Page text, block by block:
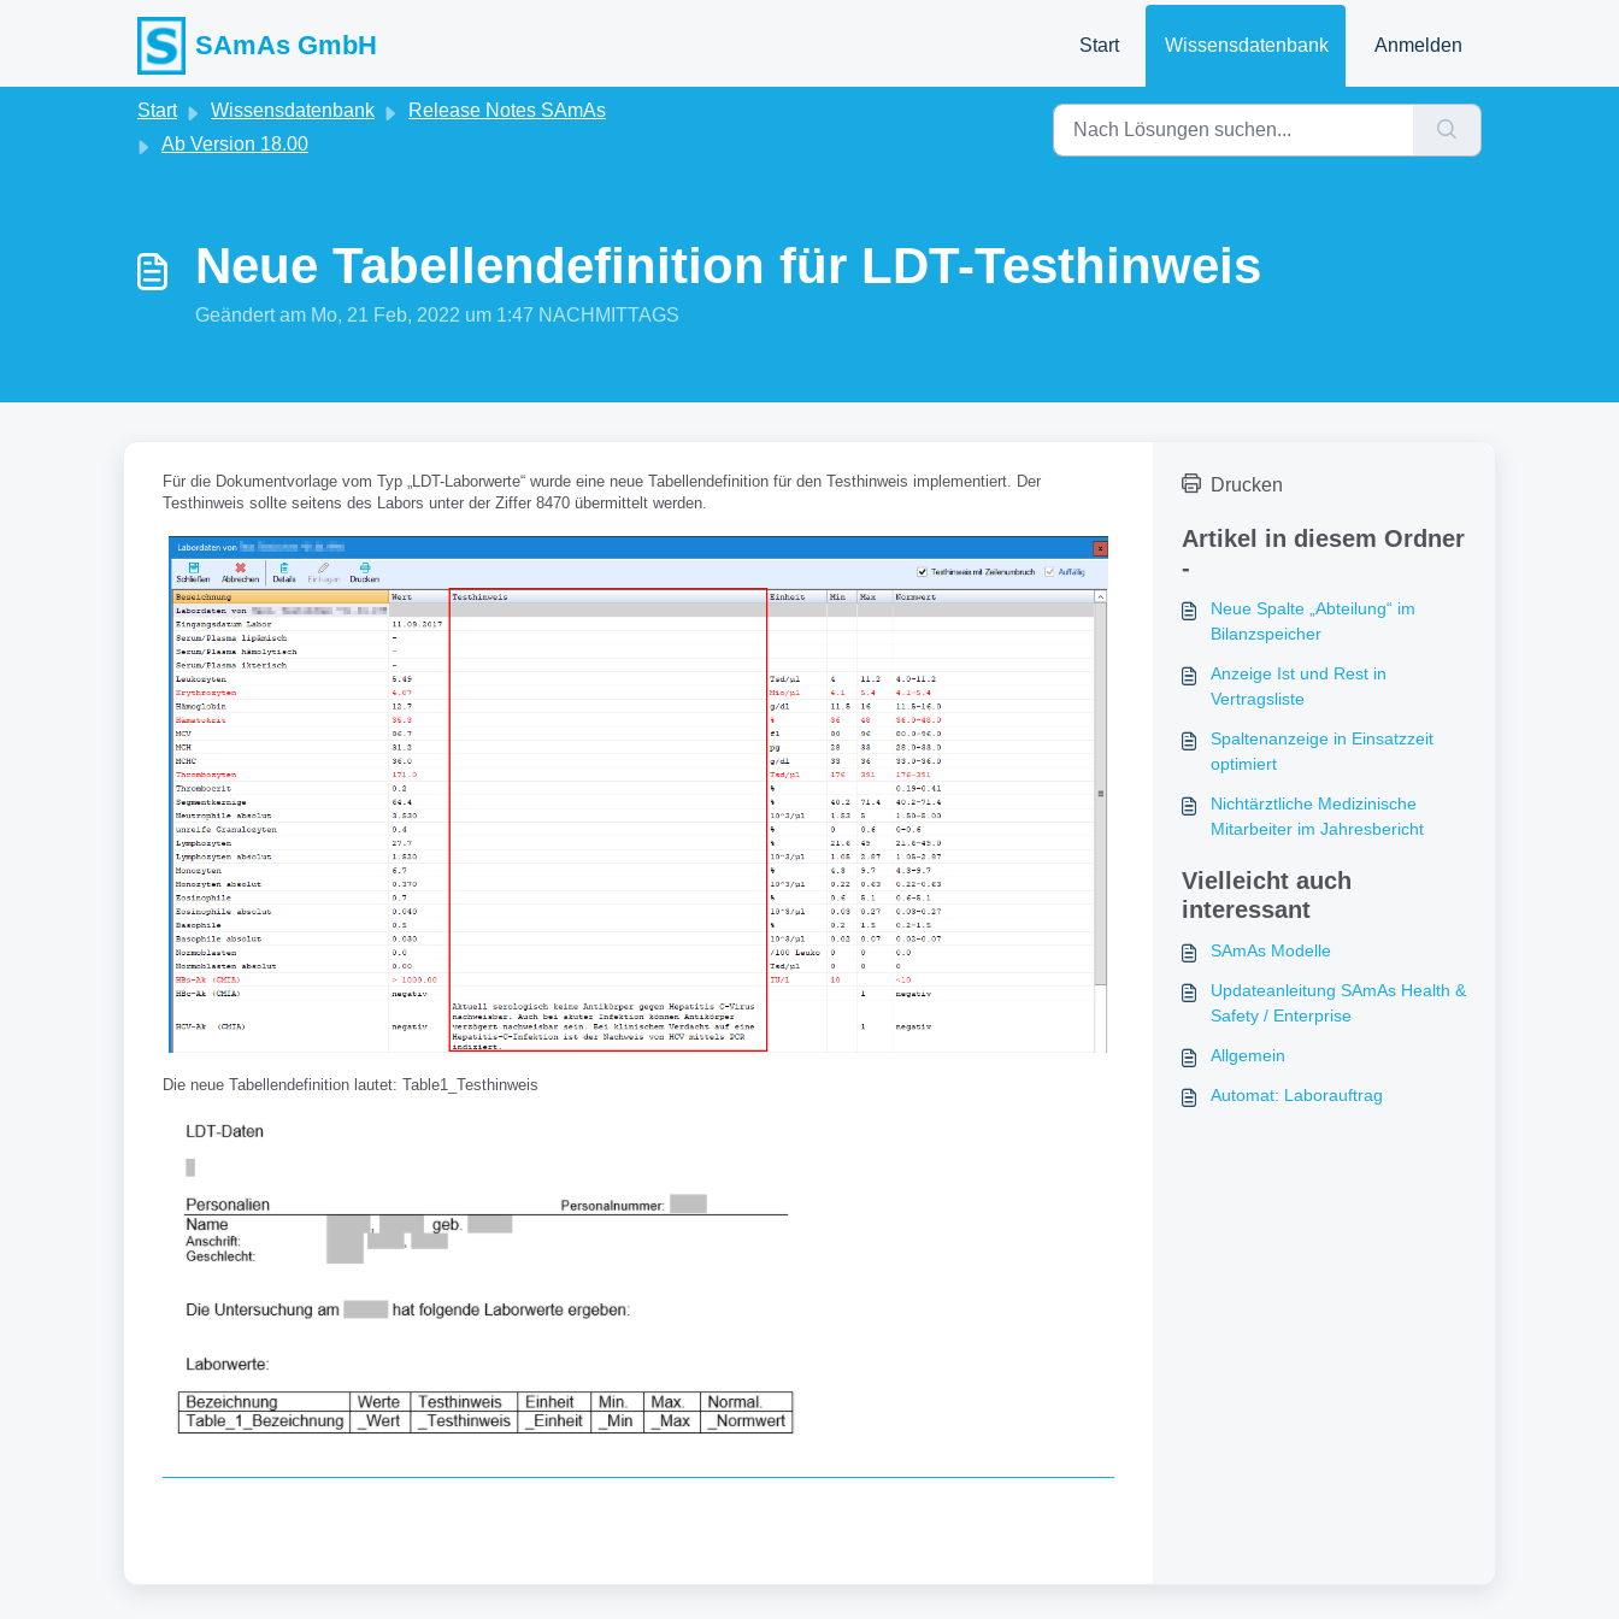
SAmAs GmbH Start Wissensdatenbank Anmelden
Start Wissensdatenbank
Release Notes SAmAs
Ab Version 18.00
Neue Tabellendefinition für LDT-Testhinweis
Geändert am Mo, 21 Feb, 2022 um 1:47 NACHMITTAGS
Für die Dokumentvorlage vom Typ „LDT-Laborwerte“ wurde eine neue Tabellendefinition für den Testhinweis implementiert. Der
Testhinweis sollte seitens des Labors unter der Ziffer 8470 übermittelt werden.
Die neue Tabellendefinition lautet: Table1_Testhinweis
Drucken
Artikel in diesem Ordner
-
Neue Spalte „Abteilung“ im
Bilanzspeicher
Anzeige Ist und Rest in
Vertragsliste
Spaltenanzeige in Einsatzzeit
optimiert
Nichtärztliche Medizinische
Mitarbeiter im Jahresbericht
Vielleicht auch
interessant
SAmAs Modelle
Updateanleitung SAmAs Health &
Safety / Enterprise
Allgemein
Automat: Laborauftrag